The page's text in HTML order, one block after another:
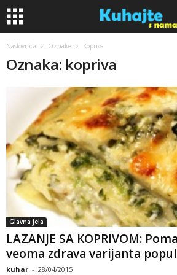
Naslovnica Oznake Kopriva
Oznaka: kopriva
Glavna jela
LAZANJE SA KOPRIVOM:
veoma zdrava varijanta
kuhar - 28/04/2015